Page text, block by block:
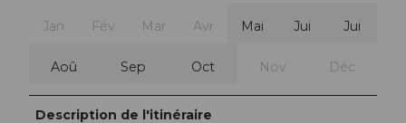
Jan Fév Mar Avr Mai Jui Jui
Aoû Sep Oct Nov Déc
Description de l'itinéraire